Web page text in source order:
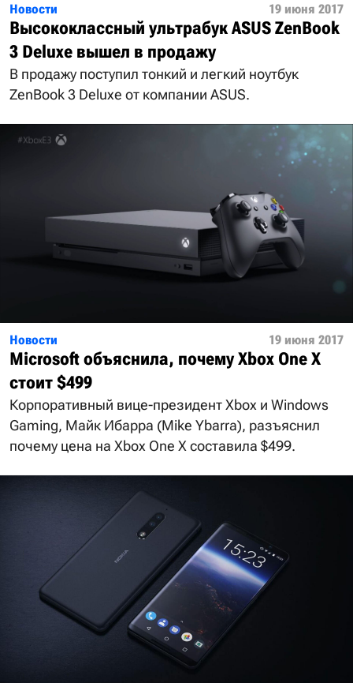
Новости 19 июня 2017
Высококлассный ультрабук ASUS ZenBook
3 Deluxe вышел в продажу
В продажу поступил тонкий и легкий ноутбук
ZenBook 3 Deluxe от компании ASUS.
Новости 19 июня 2017
Microsoft объяснила, почему Xbox One X
стоит $499
Корпоративный вице-президент Xbox и Windows
Gaming, Майк Ибарра (Mike Ybarra), разъяснил
почему цена на Xbox One X составила $499.